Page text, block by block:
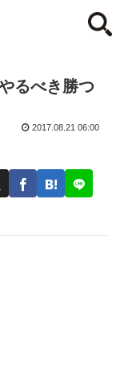
るべき勝つ
2017.08.21 06:00